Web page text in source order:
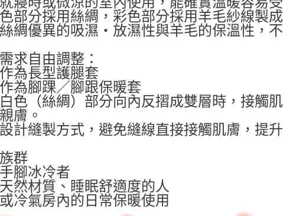
部分採用絲綢，彩色部分採用羊毛紗線製成
綢優異的吸濕・放濕性與羊毛的保溫性，
求自由調整：
為長型護腿套
為腳踝／腳跟保暖套
色（絲綢）部分向內反摺成雙層時，接觸
膚。
計縫製方式，避免縫線直接接觸肌膚，提
群
腳冰冷者
然材質、睡眠舒適度的人
冷氣房內的日常保暖使用